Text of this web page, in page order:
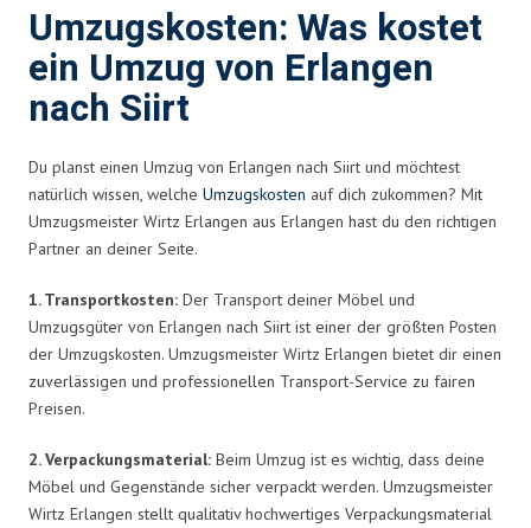
Umzugskosten: Was kostet
ein Umzug von Erlangen
nach Siirt
Du planst einen Umzug von Erlangen nach Siirt und möchtest
natürlich wissen, welche Umzugskosten auf dich zukommen? Mit
Umzugsmeister Wirtz Erlangen aus Erlangen hast du den richtigen
Partner an deiner Seite.
1. Transportkosten: Der Transport deiner Möbel und
Umzugsgüter von Erlangen nach Siirt ist einer der größten Posten
der Umzugskosten. Umzugsmeister Wirtz Erlangen bietet dir einen
zuverlässigen und professionellen Transport-Service zu fairen
Preisen.
2. Verpackungsmaterial: Beim Umzug ist es wichtig, dass deine
Möbel und Gegenstände sicher verpackt werden. Umzugsmeister
Wirtz Erlangen stellt qualitativ hochwertiges Verpackungsmaterial